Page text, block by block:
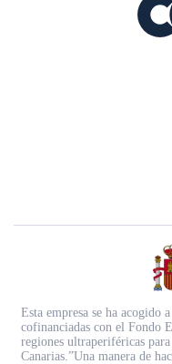
Esta empresa se ha acogido
cofinanciadas con el Fondo
regiones ultraperiféricas
Canarias.”Una manera de